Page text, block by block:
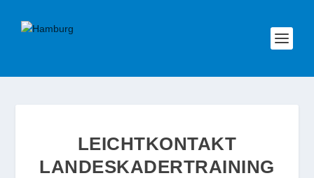
LEICHTKONTAKT
LANDESKADERTRAINING